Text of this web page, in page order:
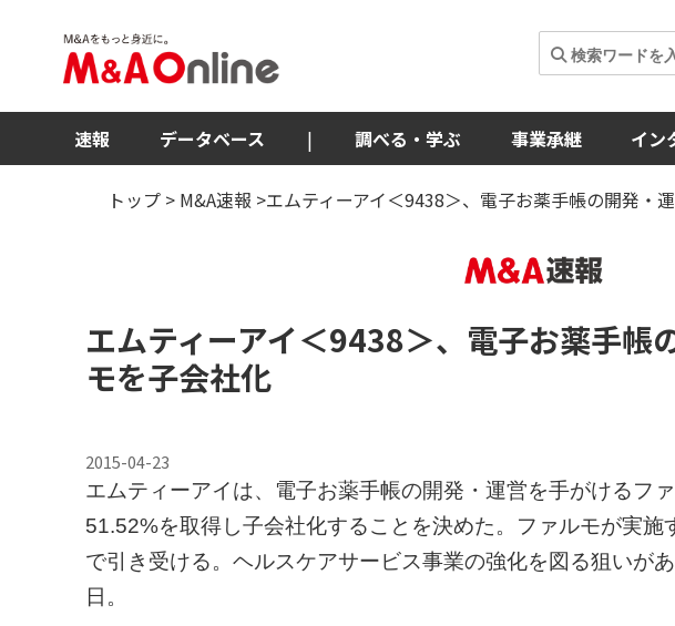
速報 データベース | 調べる・学ぶ 事業承継 イン
トップ > M&A速報 >エムティーアイ＜9438＞、電子お薬手帳の開発・
エムティーアイ＜9438＞、電子お薬手帳
モを子会社化
2015-04-23
エムティーアイは、電子お薬手帳の開発・運営を手がけるフ
51.52%を取得し子会社化することを決めた。ファルモが実施
で引き受ける。ヘルスケアサービス事業の強化を図る狙いが
日。